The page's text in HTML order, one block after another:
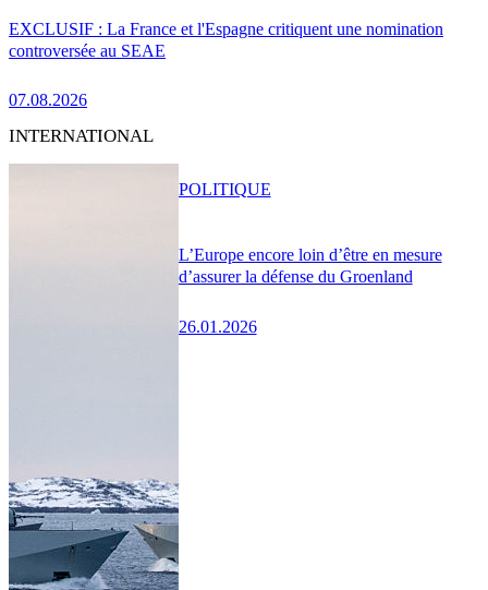
EXCLUSIF : La France et l'Espagne critiquent une nomination
controversée au SEAE
07.08.2026
INTERNATIONAL
L’Europe encore loin d’être en mesure
d’assurer la défense du Groenland
26.01.2026
POLITIQUE